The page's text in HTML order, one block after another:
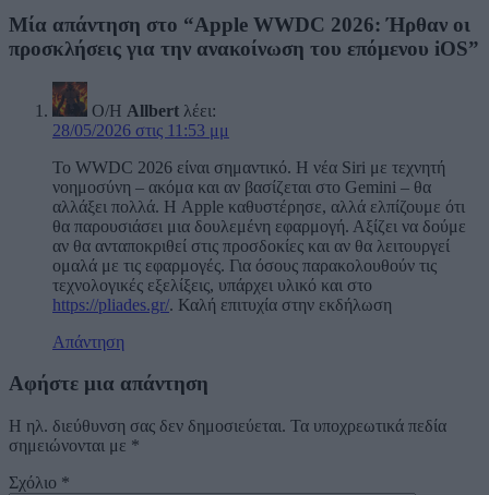
Μία απάντηση στο “Apple WWDC 2026: Ήρθαν οι
προσκλήσεις για την ανακοίνωση του επόμενου iOS”
Ο/Η Allbert λέει:
28/05/2026 στις 11:53 μμ
Το WWDC 2026 είναι σημαντικό. Η νέα Siri με τεχνητή
νοημοσύνη – ακόμα και αν βασίζεται στο Gemini – θα
αλλάξει πολλά. Η Apple καθυστέρησε, αλλά ελπίζουμε ότι
θα παρουσιάσει μια δουλεμένη εφαρμογή. Αξίζει να δούμε
αν θα ανταποκριθεί στις προσδοκίες και αν θα λειτουργεί
ομαλά με τις εφαρμογές. Για όσους παρακολουθούν τις
τεχνολογικές εξελίξεις, υπάρχει υλικό και στο
https://pliades.gr/. Καλή επιτυχία στην εκδήλωση
Απάντηση
Αφήστε μια απάντηση
Η ηλ. διεύθυνση σας δεν δημοσιεύεται. Τα υποχρεωτικά πεδία
σημειώνονται με *
Σχόλιο *